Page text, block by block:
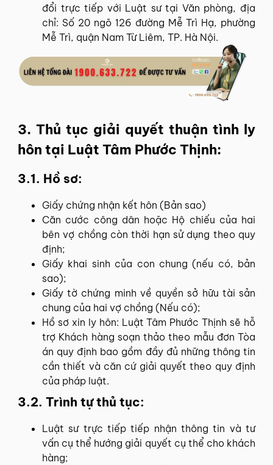
đổi trực tiếp với Luật sư tại Văn phòng, địa
chỉ: Số 20 ngõ 126 đường Mễ Trì Hạ, phường
Mễ Trì, quận Nam Từ Liêm, TP. Hà Nội.
3. Thủ tục giải quyết thuận tình ly
hôn tại Luật Tâm Phước Thịnh:
3.1. Hồ sơ:
Giấy chứng nhận kết hôn (Bản sao)
Căn cước công dân hoặc Hộ chiếu của hai
bên vợ chồng còn thời hạn sử dụng theo quy
định;
Giấy khai sinh của con chung (nếu có, bản
sao);
Giấy tờ chứng minh về quyền sở hữu tài sản
chung của hai vợ chồng (Nếu có);
Hồ sơ xin ly hôn: Luật Tâm Phước Thịnh sẽ hỗ
trợ Khách hàng soạn thảo theo mẫu đơn Tòa
án quy định bao gồm đầy đủ những thông tin
cần thiết và căn cứ giải quyết theo quy định
của pháp luật.
3.2. Trình tự thủ tục:
Luật sư trực tiếp tiếp nhận thông tin và tư
vấn cụ thể hướng giải quyết cụ thể cho khách
hàng;